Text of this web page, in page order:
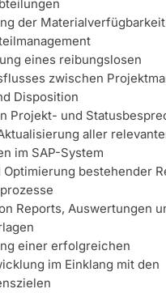
der
eines reibungslosen
zwischen
Disposition
Projekt- und
aller
im SAP-System
Optimierung bestehender
Reports, Auswertungen
einer erfolgreichen
im Einklang mit den